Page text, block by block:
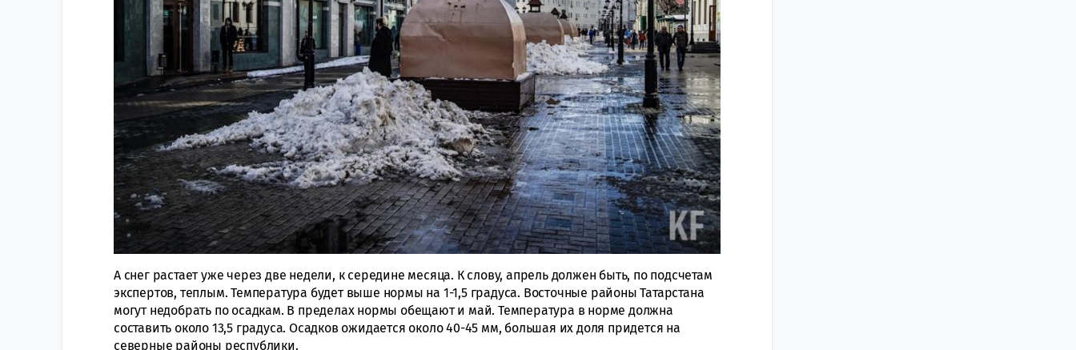
А снег растает уже через две недели, к середине месяца. К слову, апрель должен быть, по подсчетам
экспертов, теплым. Температура будет выше нормы на 1-1,5 градуса. Восточные районы Татарстана
могут недобрать по осадкам. В пределах нормы обещают и май. Температура в норме должна
составить около 13,5 градуса. Осадков ожидается около 40-45 мм, большая их доля придется на
северные районы республики.